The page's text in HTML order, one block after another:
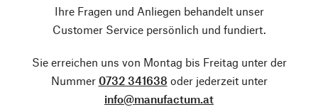
Ihre Fragen und Anliegen behandelt unser
Customer Service persönlich und fundiert.
Sie erreichen uns von Montag bis Freitag unter der
Nummer 0732 341638 oder jederzeit unter
info@manufactum.at